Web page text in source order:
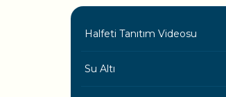
Halfeti Tanıtım Videosu
Su Altı